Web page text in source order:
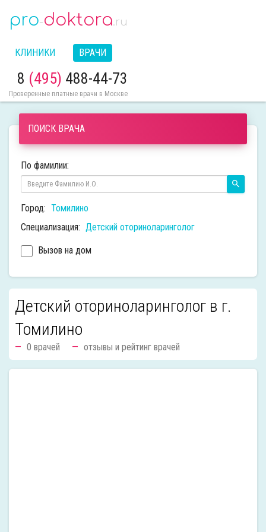
pro-doktora.ru
КЛИНИКИ ВРАЧИ
8 (495) 488-44-73
Проверенные платные врачи в Москве
ПОИСК ВРАЧА
По фамилии:
Город: Томилино
Специализация: Детский оториноларинголог
Вызов на дом
Детский оториноларинголог в г.
Томилино
0 врачей отзывы и рейтинг врачей